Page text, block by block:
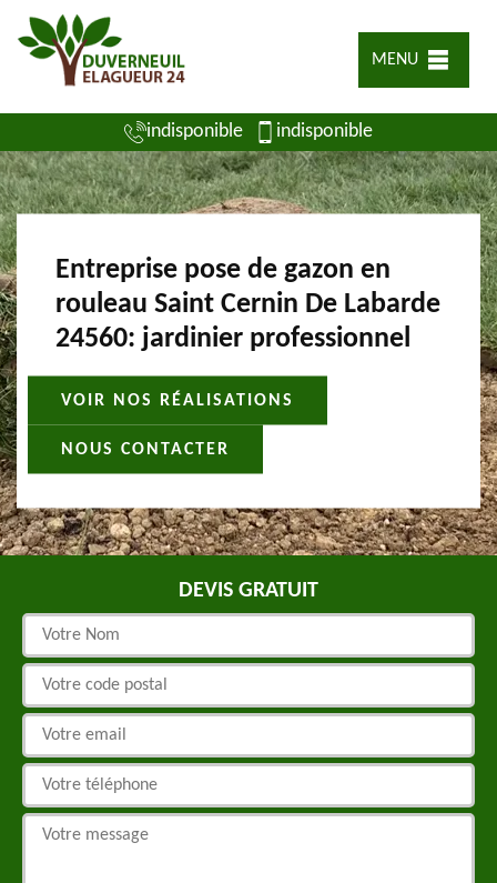
MENU
indisponible indisponible
Entreprise pose de gazon en
rouleau Saint Cernin De Labarde
24560: jardinier professionnel
VOIR NOS RÉALISATIONS
NOUS CONTACTER
DEVIS GRATUIT